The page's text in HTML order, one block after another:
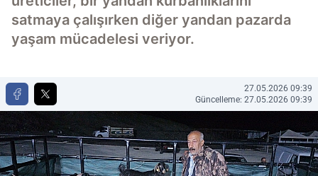
satmaya çalışırken diğer yandan pazarda
yaşam mücadelesi veriyor.
27.05.2026 09:39
Güncelleme: 27.05.2026 09:39